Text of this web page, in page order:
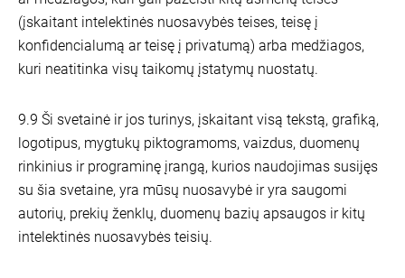
(įskaitant intelektinės nuosavybės teises, teisę į
konfidencialumą ar teisę į privatumą) arba medžiagos,
kuri neatitinka visų taikomų įstatymų nuostatų.
9.9 Ši svetainė ir jos turinys, įskaitant visą tekstą, grafiką,
logotipus, mygtukų piktogramoms, vaizdus, duomenų
rinkinius ir programinę įrangą, kurios naudojimas susijęs
su šia svetaine, yra mūsų nuosavybė ir yra saugomi
autorių, prekių ženklų, duomenų bazių apsaugos ir kitų
intelektinės nuosavybės teisių.